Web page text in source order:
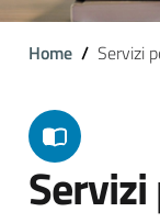
Home Servizi